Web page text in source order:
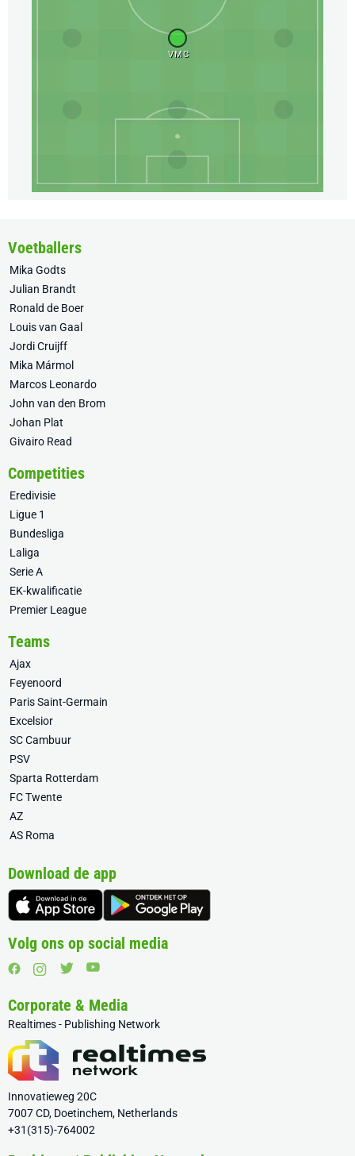
VMC
Voetballers
Mika Godts
Julian Brandt
Ronald de Boer
Louis van Gaal
Jordi Cruijff
Mika Mármol
Marcos Leonardo
John van den Brom
Johan Plat
Givairo Read
Competities
Eredivisie
Ligue 1
Bundesliga
Laliga
Serie A
EK-kwalificatie
Premier League
Teams
Ajax
Feyenoord
Paris Saint-Germain
Excelsior
SC Cambuur
PSV
Sparta Rotterdam
FC Twente
AZ
AS Roma
Download de app
Volg ons op social media
Corporate & Media
Realtimes - Publishing Network
Innovatieweg 20C
7007 CD, Doetinchem, Netherlands
+31(315)-764002